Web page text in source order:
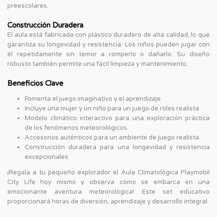
preescolares.
Construcción Duradera
El aula está fabricada con plástico duradero de alta calidad, lo que
garantiza su longevidad y resistencia. Los niños pueden jugar con
él repetidamente sin temor a romperlo o dañarlo. Su diseño
robusto también permite una fácil limpieza y mantenimiento.
Beneficios Clave
Fomenta el juego imaginativo y el aprendizaje
Incluye una mujer y un niño para un juego de roles realista
Modelo climático interactivo para una exploración práctica
de los fenómenos meteorológicos
Accesorios auténticos para un ambiente de juego realista
Construcción duradera para una longevidad y resistencia
excepcionales
¡Regala a tu pequeño explorador el Aula Climatológica Playmobil
City Life hoy mismo y observa cómo se embarca en una
emocionante aventura meteorológica! Este set educativo
proporcionará horas de diversión, aprendizaje y desarrollo integral.